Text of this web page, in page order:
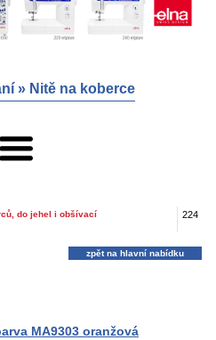
» Nitě na koberce
do jehel i obšívací 224
zpět na hlavní nabídku
MA9303 oranžová